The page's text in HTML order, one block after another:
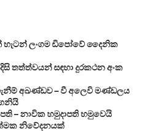
ලංගම ඩිපෝවේ දෛනික
තත්ත්වයන් සඳහා දුරකථන අංක
අඛණ්ඩව – වී අලෙවි මණ්ඩලය
– නාවික හමුදාපති හමුවෙයි
නිවේදනයක්